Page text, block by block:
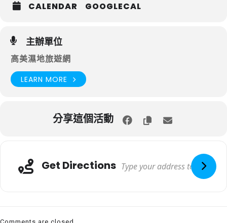
CALENDAR GOOGLECAL
主辦單位
高美濕地旅遊網
LEARN MORE
分享這個活動
Get Directions